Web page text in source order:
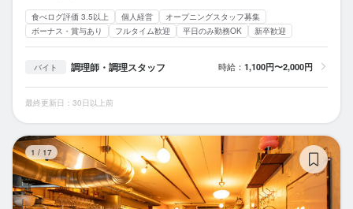
食べログ評価 3.5以上 個人経営
オープニングスタッフ募集
ボーナス・賞与あり
フルタイム歓迎 平日のみ勤務OK 新卒歓迎
バイト 調理師・調理スタッフ 時給： 1,100円〜2,000円
最終更新日：30日以上前
1 / 17